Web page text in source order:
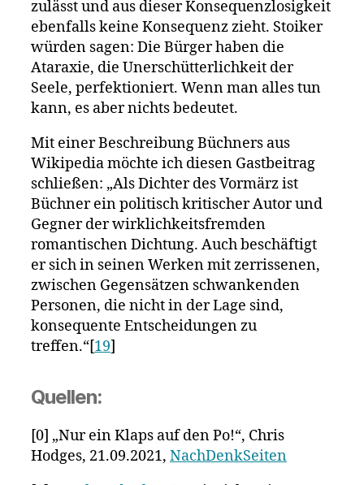
zulässt und aus dieser Konsequenzlosigkeit
ebenfalls keine Konsequenz zieht. Stoiker
würden sagen: Die Bürger haben die
Ataraxie, die Unerschütterlichkeit der
Seele, perfektioniert. Wenn man alles tun
kann, es aber nichts bedeutet.
Mit einer Beschreibung Büchners aus
Wikipedia möchte ich diesen Gastbeitrag
schließen: „Als Dichter des Vormärz ist
Büchner ein politisch kritischer Autor und
Gegner der wirklichkeitsfremden
romantischen Dichtung. Auch beschäftigt
er sich in seinen Werken mit zerrissenen,
zwischen Gegensätzen schwankenden
Personen, die nicht in der Lage sind,
konsequente Entscheidungen zu
treffen.“[19]
Quellen:
[0] „Nur ein Klaps auf den Po!“, Chris
Hodges, 21.09.2021, NachDenkSeiten